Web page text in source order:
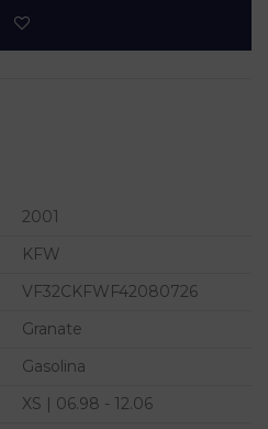
2001
KFW
VF32CKFWF42080726
Granate
Gasolina
XS | 06.98 - 12.06